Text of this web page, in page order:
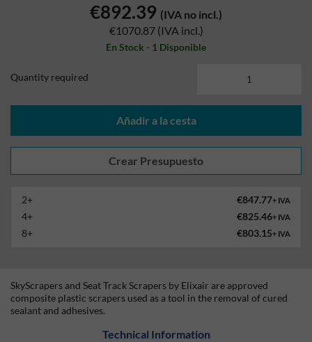
€892.39 (IVA no incl.)
€1070.87 (IVA incl.)
En Stock - 1 Disponible
Quantity required
Añadir a la cesta
2+ €847.77+ IVA
4+ €825.46+ IVA
8+ €803.15+ IVA
SkyScrapers and Seat Track Scrapers by Elixair are approved
composite plastic scrapers used as a tool in the removal of cured
sealant and adhesives.
Technical Information